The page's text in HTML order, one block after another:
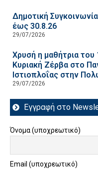
Δημοτική
έως 30.8.26
29/07/2026
Χρυσή η μαθήτρια του
Κυριακή Ζέρβα στο
Ιστιοπλοΐας στην
29/07/2026
Εγγραφή στο
Όνομα (υποχρεωτικό)
Email (υποχρεωτικό)